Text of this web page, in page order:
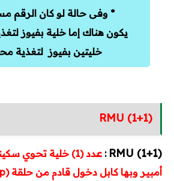
يكون هناك إما خلية بفيوز
خليتين بفيوز لتغذية
RMU (1+1)
(1+1)
: ع